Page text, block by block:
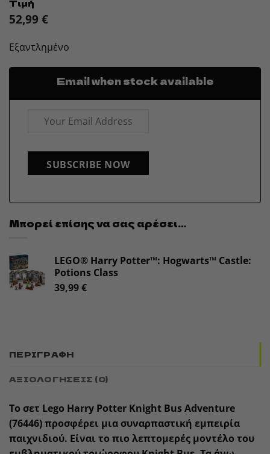
Τιμή
52,99 €
Εξαντλημένο
Email when stock available
SUBSCRIBE NOW
Μπορεί επίσης να σας αρέσει…
LEGO® Harry Potter™: Hogwarts™ Castle:
Potions Class
39,99€
ΠΕΡΙΓΡΑΦΉ
ΑΞΙΟΛΟΓΉΣΕΙΣ (0)
Το σετ Lego Harry Potter Knight Bus Adventure
(76446) προσφέρει μια συναρπαστική εμπειρία
παιχνιδιού. Είναι το πιο λεπτομερές μοντέλο του